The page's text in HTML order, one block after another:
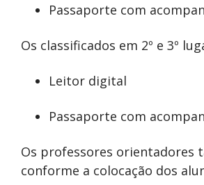
Passaporte com
Os classificados em 2º e 3º
Leitor digital
Passaporte com
Os professores orientadores
conforme a colocação dos